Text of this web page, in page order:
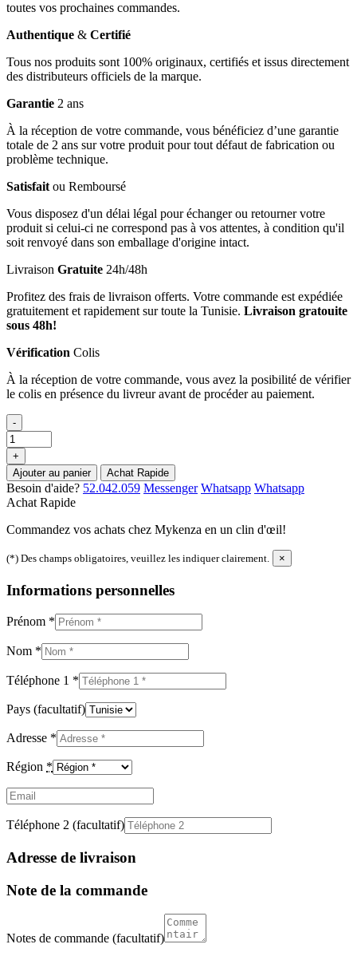
toutes vos prochaines commandes.
Authentique & Certifié
Tous nos produits sont 100% originaux, certifiés et issus directement
des distributeurs officiels de la marque.
Garantie 2 ans
À la réception de votre commande, vous bénéficiez d’une garantie
totale de 2 ans sur votre produit pour tout défaut de fabrication ou
problème technique.
Satisfait ou Remboursé
Vous disposez d'un délai légal pour échanger ou retourner votre
produit si celui-ci ne correspond pas à vos attentes, à condition qu'il
soit renvoyé dans son emballage d'origine intact.
Livraison Gratuite 24h/48h
Profitez des frais de livraison offerts. Votre commande est expédiée
gratuitement et rapidement sur toute la Tunisie. Livraison gratouite
sous 48h!
Vérification Colis
À la réception de votre commande, vous avez la posibilité de vérifier
le colis en présence du livreur avant de procéder au paiement.
-
+
Ajouter au panier
Achat Rapide
Besoin d'aide? 52.042.059 Messenger Whatsapp Whatsapp
Achat Rapide
Commandez vos achats chez Mykenza en un clin d'œil!
(*) Des champs obligatoires, veuillez les indiquer clairement. ×
Informations personnelles
Prénom *
Nom *
Téléphone 1 *
Pays (facultatif)
Adresse *
Région *
Email
Téléphone 2 (facultatif)
Adresse de livraison
Note de la commande
Notes de commande (facultatif)